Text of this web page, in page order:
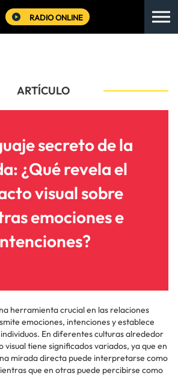
RADIO ONLINE
ARTÍCULO
secreto de la
¿Qué revela el
visual sobre
emociones e
herramienta crucial en las relaciones
emociones, intenciones y establece
En diferentes culturas alrededor
visual tiene significados variados, ya que en
mirada directa puede interpretarse como
que en otras puede percibirse como